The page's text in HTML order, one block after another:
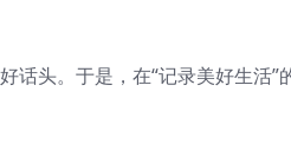
话头。于是，在“记录美好生活”